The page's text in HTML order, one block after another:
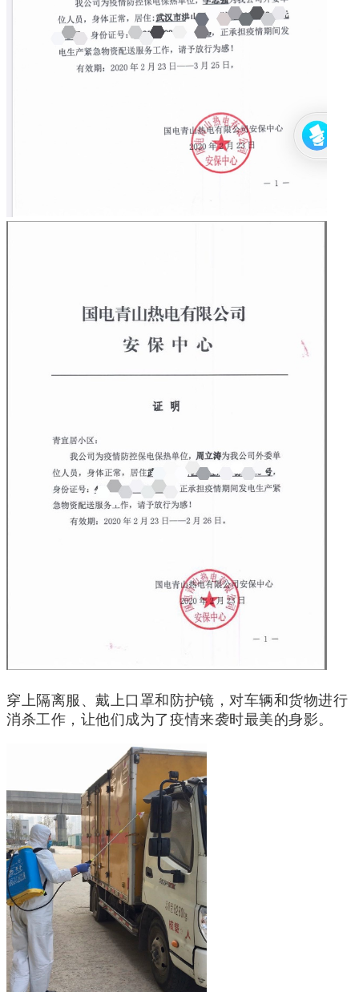
穿上隔离服、戴上口罩和防护镜，对车辆和货物进行
消杀工作，让他们成为了疫情来袭时最美的身影。